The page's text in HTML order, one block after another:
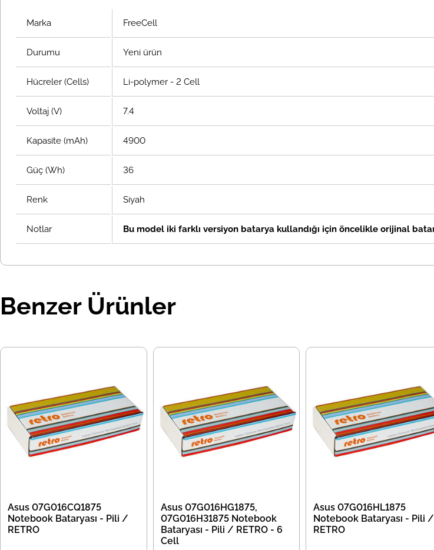
Marka FreeCell
Durumu Yeni ürün
Hücreler (Cells) Li-polymer - 2 Cell
Voltaj (V) 7.4
Kapasite (mAh) 4900
Güç (Wh) 36
Renk Siyah
Notlar Bu model iki farklı versiyon batarya kullandığı için öncelikle orijinal
Benzer Ürünler
Asus 07G016CQ1875
Notebook Bataryası - Pili /
RETRO
Asus 07G016HG1875,
07G016H31875 Notebook
Bataryası - Pili / RETRO - 6
Cell
Asus 07G016HL1875
Notebook Bataryası - Pili /
RETRO